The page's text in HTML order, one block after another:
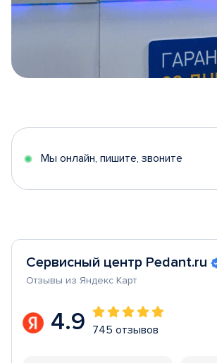
5
Мы онлайн, пишите, звоните
Сервисный центр Pedant.ru
Отзывы из Яндекс Карт
4.9 745 отзывов